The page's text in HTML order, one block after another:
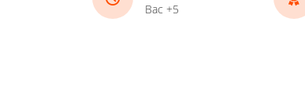
Bac +5